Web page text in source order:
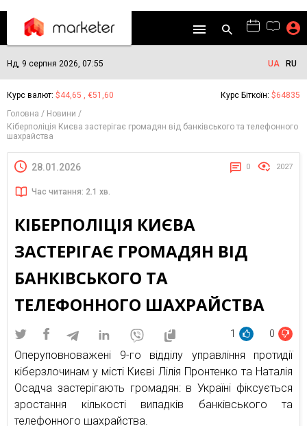
Нд, 9 серпня 2026, 07:55 UA RU
Курс валют: $44,65 , €51,60 Курс Біткоїн: $64835
Головна
Новини
Кіберполіція Києва застерігає громадян від банківського та телефонного
шахрайства
28.01.2026 0 2027
Час читання: 2.1 хв.
КІБЕРПОЛІЦІЯ КИЄВА
ЗАСТЕРІГАЄ ГРОМАДЯН ВІД
БАНКІВСЬКОГО ТА
ТЕЛЕФОННОГО ШАХРАЙСТВА
1 0
Оперуповноважені 9-го відділу управління протидії
кіберзлочинам у місті Києві Лілія Пронтенко та Наталія
Осадча застерігають громадян: в Україні фіксується
зростання кількості випадків банківського та
телефонного шахрайства.